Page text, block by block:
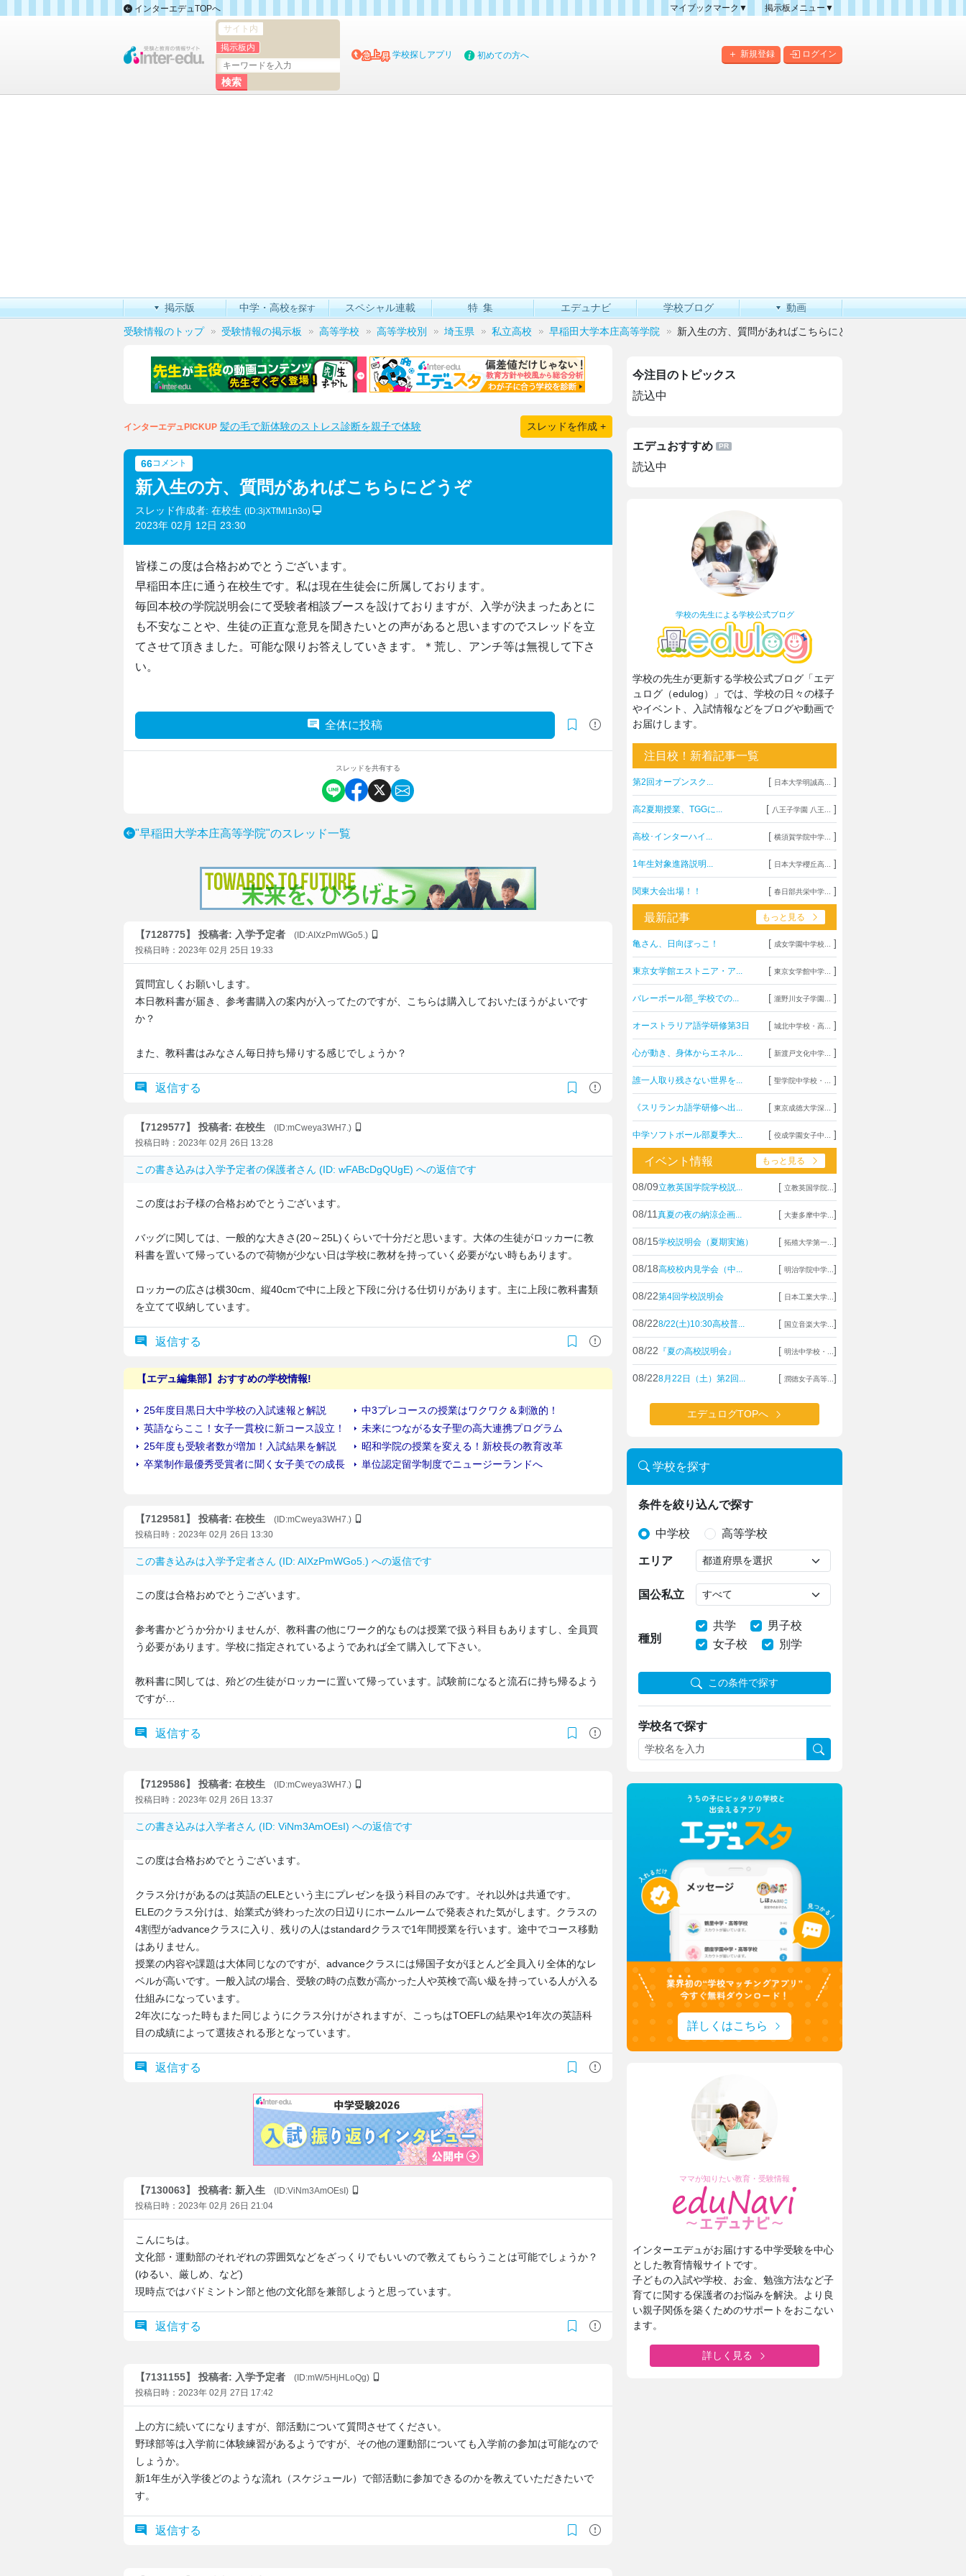
インターエデュTOPへ
マイブックマーク▼
掲示板メニュー▼
掲示板マップ
新規登録 ログイン
サイト内
掲示板内
学校探しアプリ 初めての方へ
掲示版 中学・高校を探す スペシャル連載 特集 エデュナビ 学校ブログ 動画
受験情報のトップ 受験情報の掲示板 高等学校 高等学校別 埼玉県 私立高校 早稲田大学本庄高等学院 新入生の方、質問があればこちらにどうぞ
インターエデュPICKUP 髪の毛で新体験のストレス診断を親子で体験 スレッドを作成 +
66コメント
新入生の方、質問があればこちらにどうぞ
スレッド作成者: 在校生 (ID:3jXTfMl1n3o)
2023年 02月 12日 23:30
皆様この度は合格おめでとうございます。
早稲田本庄に通う在校生です。私は現在生徒会に所属しております。
毎回本校の学院説明会にて受験者相談ブースを設けておりますが、入学が決まったあとに
も不安なことや、生徒の正直な意見を聞きたいとの声があると思いますのでスレッドを立
てさせて頂きました。可能な限りお答えしていきます。＊荒し、アンチ等は無視して下さ
い。
全体に投稿
スレッドを共有する
"早稲田大学本庄高等学院"のスレッド一覧
【7128775】 投稿者: 入学予定者
(ID:AIXzPmWGo5.)
投稿日時：2023年 02月 25日 19:33
質問宜しくお願いします。
本日教科書が届き、参考書購入の案内が入ってたのですが、こちらは購入しておいたほうがよいです
か？
また、教科書はみなさん毎日持ち帰りする感じでしょうか？
返信する
【7129577】 投稿者: 在校生
(ID:mCweya3WH7.)
投稿日時：2023年 02月 26日 13:28
この書き込みは 入学予定者の保護者さん (ID: wFABcDgQUgE) への返信です
この度はお子様の合格おめでとうございます。
バッグに関しては、一般的な大きさ(20～25L)くらいで十分だと思います。大体の生徒がロッカーに教
科書を置いて帰っているので荷物が少ない日は学校に教材を持っていく必要がない時もあります。
ロッカーの広さは横30cm、縦40cmで中に上段と下段に分ける仕切りがあります。主に上段に教科書類
を立てて収納しています。
返信する
【7129581】 投稿者: 在校生
(ID:mCweya3WH7.)
投稿日時：2023年 02月 26日 13:30
この書き込みは 入学予定者さん (ID: AIXzPmWGo5.) への返信です
この度は合格おめでとうございます。
参考書かどうか分かりませんが、教科書の他にワーク的なものは授業で扱う科目もありますし、全員買
う必要があります。学校に指定されているようであれば全て購入して下さい。
教科書に関しては、殆どの生徒がロッカーに置いて帰っています。試験前になると流石に持ち帰るよう
ですが…
返信する
【7129586】 投稿者: 在校生
(ID:mCweya3WH7.)
投稿日時：2023年 02月 26日 13:37
この書き込みは 入学者さん (ID: ViNm3AmOEsI) への返信です
この度は合格おめでとうございます。
クラス分けがあるのは英語のELEという主にプレゼンを扱う科目のみです。それ以外は共通です。
ELEのクラス分けは、始業式が終わった次の日辺りにホームルームで発表された気がします。クラスの
4割型がadvanceクラスに入り、残りの人はstandardクラスで1年間授業を行います。途中でコース移動
はありません。
授業の内容や課題は大体同じなのですが、advanceクラスには帰国子女がほとんど全員入り全体的なレ
ベルが高いです。一般入試の場合、受験の時の点数が高かった人や英検で高い級を持っている人が入る
仕組みになっています。
2年次になった時もまた同じようにクラス分けがされますが、こっちはTOEFLの結果や1年次の英語科
目の成績によって選抜される形となっています。
返信する
【7130063】 投稿者: 新入生
(ID:ViNm3AmOEsI)
投稿日時：2023年 02月 26日 21:04
こんにちは。
文化部・運動部のそれぞれの雰囲気などをざっくりでもいいので教えてもらうことは可能でしょうか？
(ゆるい、厳しめ、など)
現時点ではバドミントン部と他の文化部を兼部しようと思っています。
返信する
【7131155】 投稿者: 入学予定者
(ID:mW/5HjHLoQg)
投稿日時：2023年 02月 27日 17:42
上の方に続いてになりますが、部活動について質問させてください。
野球部等は入学前に体験練習があるようですが、その他の運動部についても入学前の参加は可能なので
しょうか。
新1年生が入学後どのような流れ（スケジュール）で部活動に参加できるのかを教えていただきたいで
す。
返信する
今注目のトピックス
読込中
エデュおすすめ
読込中
学校の先生による学校公式ブログ
学校の先生が更新する学校公式ブログ「エデ
ュログ（edulog）」では、学校の日々の様子
やイベント、入試情報などをブログや動画で
お届けします。
注目校！新着記事一覧
第2回オープンスク... [ 日本大学明誠高... ]
高2夏期授業、TGGに... [ 八王子学園 八王... ]
高校･インターハイ... [ 横須賀学院中学... ]
1年生対象進路説明... [ 日本大学櫻丘高... ]
関東大会出場！！ [ 春日部共栄中学... ]
最新記事 もっと見る
亀さん、日向ぼっこ！ [ 成女学園中学校... ]
東京女学館エストニア・ア... [ 東京女学館中学... ]
バレーボール部_学校での... [ 瀧野川女子学園... ]
オーストラリア語学研修第3日 [ 城北中学校・高... ]
心が動き、身体からエネル... [ 新渡戸文化中学... ]
誰一人取り残さない世界を... [ 聖学院中学校・... ]
《スリランカ語学研修へ出... [ 東京成徳大学深... ]
中学ソフトボール部夏季大... [ 佼成学園女子中... ]
イベント情報 もっと見る
08/09立教英国学院学校説... [ 立教英国学院... ]
08/11 真夏の夜の納涼企画... [ 大妻多摩中学... ]
08/15学校説明会（夏期実施） [ 拓殖大学第一... ]
08/18高校校内見学会（中... [ 明治学院中学... ]
08/22第4回学校説明会 [ 日本工業大学... ]
08/228/22(土)10:30高校普... [ 国立音楽大学... ]
08/22 『夏の高校説明会』 [ 明法中学校・... ]
08/228月22日（土）第2回... [ 潤徳女子高等... ]
エデュログTOPへ
学校を探す
条件を絞り込んで探す
中学校 高等学校
エリア
国公私立
種別
共学
男子校
女子校
別学
この条件で探す
学校名で探す
詳しくはこちら
ママが知りたい教育・受験情報
インターエデュがお届けする中学受験を中心
とした教育情報サイトです。
子どもの入試や学校、お金、勉強方法など子
育てに関する保護者のお悩みを解決。より良
い親子関係を築くためのサポートをおこない
ます。
詳しく見る